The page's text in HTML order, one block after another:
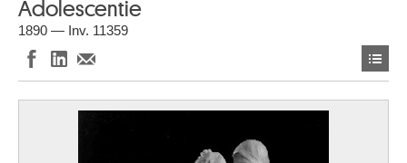
Adolescentie
1890 — Inv. 11359